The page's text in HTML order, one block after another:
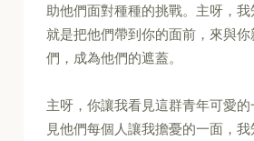
助他們面對種種的挑戰。主呀，我
就是把他們帶到你的面前，來與
們，成為他們的遮蓋。
主呀，你讓我看見這群青年可愛
見他們每個人讓我擔憂的一面，